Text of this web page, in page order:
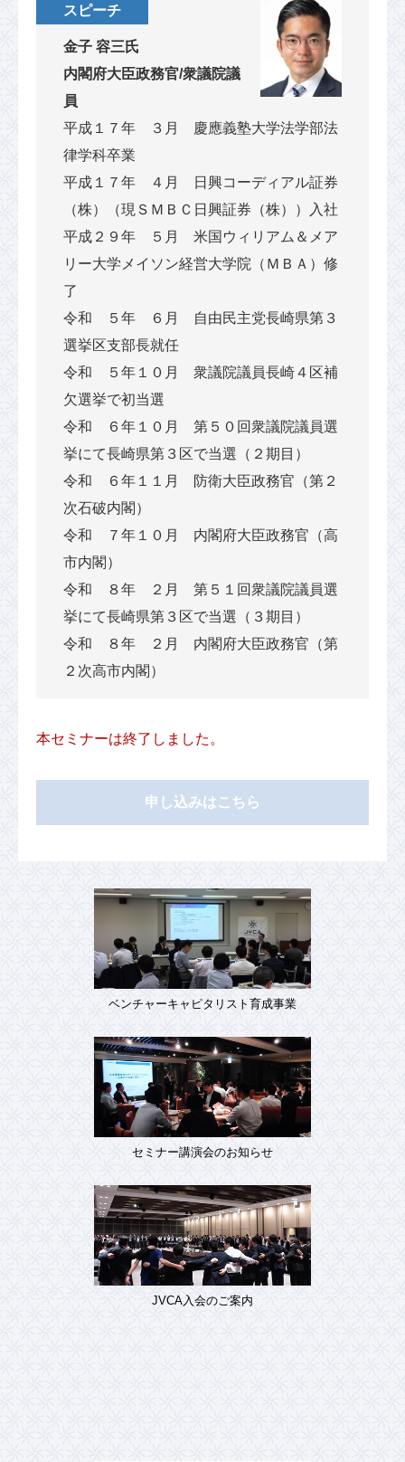
スピーチ
金子 容三氏
内閣府大臣政務官/衆議院議
員
平成１７年 ３月 慶應義塾大学法学部法
律学科卒業
平成１７年 ４月 日興コーディアル証券
（株）（現ＳＭＢＣ日興証券（株））入社
平成２９年 ５月 米国ウィリアム＆メア
リー大学メイソン経営大学院（ＭＢＡ）修
了
令和 ５年 ６月 自由民主党長崎県第３
選挙区支部長就任
令和 ５年１０月 衆議院議員長崎４区補
欠選挙で初当選
令和 ６年１０月 第５０回衆議院議員選
挙にて長崎県第３区で当選（２期目）
令和 ６年１１月 防衛大臣政務官（第２
次石破内閣）
令和 ７年１０月 内閣府大臣政務官（高
市内閣）
令和 ８年 ２月 第５１回衆議院議員選
挙にて長崎県第３区で当選（３期目）
令和 ８年 ２月 内閣府大臣政務官（第
２次高市内閣）
本セミナーは終了しました。
申し込みはこちら
ベンチャーキャピタリスト育成事業
セミナー講演会のお知らせ
JVCA入会のご案内